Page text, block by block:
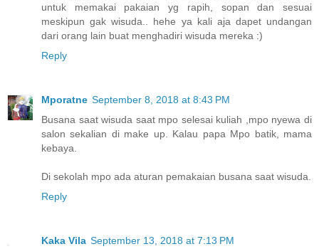
untuk memakai pakaian yg rapih, sopan dan sesuai
meskipun gak wisuda.. hehe ya kali aja dapet undangan
dari orang lain buat menghadiri wisuda mereka :)
Reply
Mporatne September 8, 2018 at 8:43 PM
Busana saat wisuda saat mpo selesai kuliah ,mpo nyewa di
salon sekalian di make up. Kalau papa Mpo batik, mama
kebaya.
Di sekolah mpo ada aturan pemakaian busana saat wisuda.
Reply
Kaka Vila September 13, 2018 at 7:13 PM